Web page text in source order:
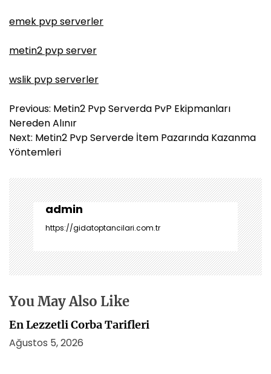
emek pvp serverler
metin2 pvp server
wslik pvp serverler
Y
a
z
ı
e
z
i
n
m
e
s
Previous: Metin2 Pvp Serverda PvP Ekipmanları
Nereden Alınır
Next: Metin2 Pvp Serverde İtem Pazarında Kazanma
Yöntemleri
admin
https://gidatoptancilari.com.tr
You May Also Like
En Lezzetli Corba Tarifleri
Ağustos 5, 2026